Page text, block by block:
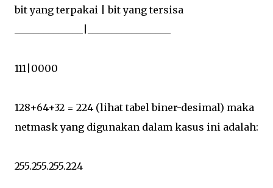
bit yang terpakai | bit yang tersisa
111|0000
128+64+32 = 224 (lihat tabel biner-desimal) maka
netmask yang digunakan dalam kasus ini adalah:
255.255.255.224